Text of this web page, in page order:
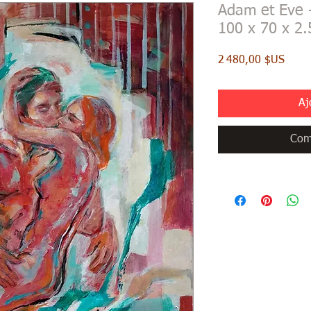
Adam et Eve
100 x 70 x
2 480,00 $USPrix